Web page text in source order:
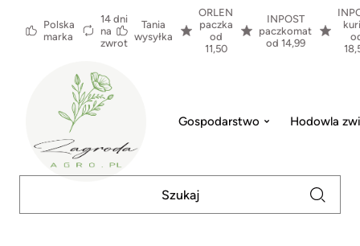
Polska
marka
14 dni
na
zwrot
Tania
wysyłka
ORLEN
paczka
od
11,50
INPOST
paczkomat
od 14,99
Gospodarstwo Hodowla